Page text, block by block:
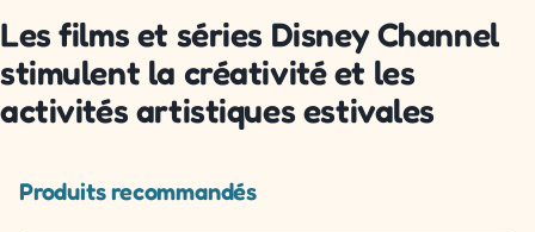
Les films et séries Disney Channel
stimulent la créativité et les
activités artistiques estivales
Produits recommandés